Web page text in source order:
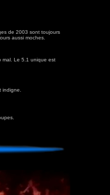
de 2003 sont toujours
aussi moches.
mal. Le 5.1 unique est